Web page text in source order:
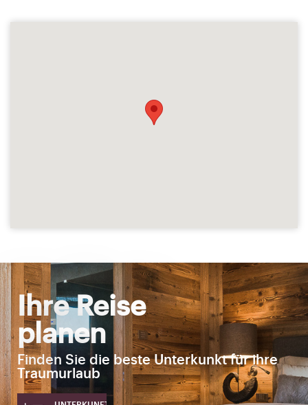
Ihre Reise
planen
Finden Sie die beste Unterkunkt für ihre
Traumurlaub